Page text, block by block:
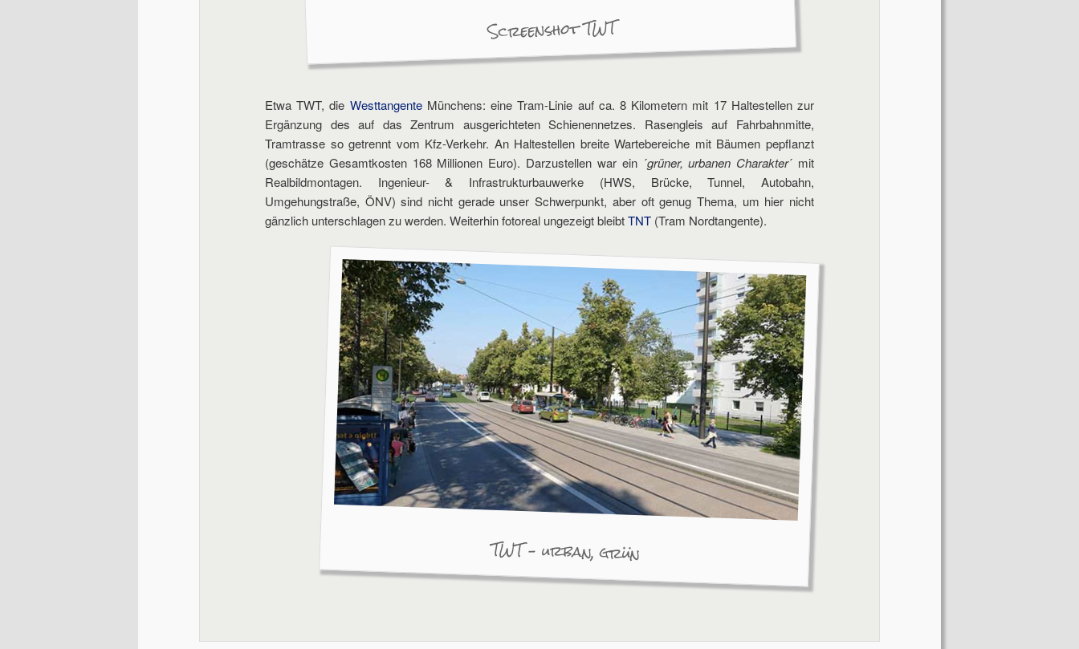
Screenshot TWT
Etwa TWT, die WesttangenteMünchens: eine Tram-Linie auf ca. 8 Kilometern mit 17 Haltestellen zur
Ergänzung des auf das Zentrum ausgerichteten Schienennetzes. Rasengleis auf Fahrbahnmitte,
Tramtrasse so getrennt vom Kfz-Verkehr. An Haltestellen breite Wartebereiche mit Bäumen pepflanzt
(geschätze Gesamtkosten 168 Millionen Euro). Darzustellen war ein ´grüner, urbanen Charakter´ mit
Realbildmontagen. Ingenieur- & Infrastrukturbauwerke (HWS, Brücke, Tunnel, Autobahn,
Umgehungstraße, ÖNV) sind nicht gerade unser Schwerpunkt, aber oft genug Thema, um hier nicht
gänzlich unterschlagen zu werden. Weiterhin fotoreal ungezeigt bleibtTNT (Tram Nordtangente).
TWT – urban, grün